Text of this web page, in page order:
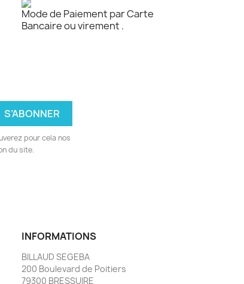
Mode de Paiement par Carte
Bancaire ou virement .
pour cela nos
du site.
INFORMATIONS
BILLAUD SEGEBA
200 Boulevard de Poitiers
79300 BRESSUIRE